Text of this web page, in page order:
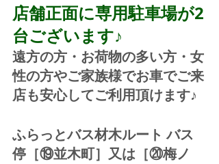
店舗正面に専用駐車場が2
台ございます♪
遠方の方・お荷物の多い方・女
性の方やご家族様でお車でご来
店も安心してご利用頂けます♪
ふらっとバス材木ルート バス
停［⑲並木町］又は［⑳梅ノ